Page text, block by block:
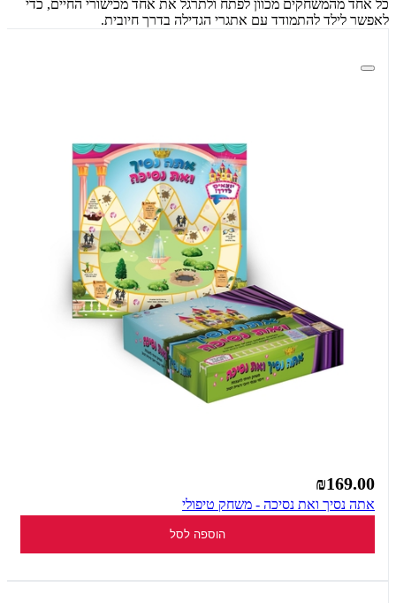
כל אחד מהמשחקים מכוון לפתח ולתרגל את אחד מכישורי החיים, כדי
לאפשר לילד להתמודד עם אתגרי הגדילה בדרך חיובית.
₪169.00
אתה נסיך ואת נסיכה - משחק טיפולי
הוספה לסל